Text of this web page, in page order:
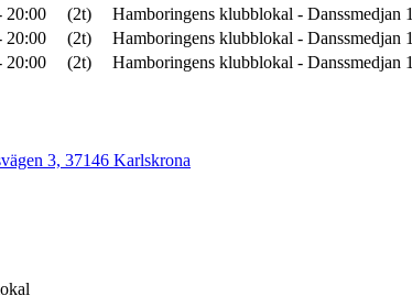
20:00 (2t)
Hamboringens klubblokal - Danssmedjan 1
20:00 (2t)
Hamboringens klubblokal - Danssmedjan 1
20:00 (2t) Hamboringens klubblokal - Danssmedjan 1
3, 37146 Karlskrona